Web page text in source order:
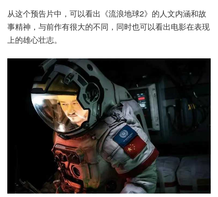
从这个预告片中，可以看出《流浪地球2》的人文内涵和故
事精神，与前作有很大的不同，同时也可以看出电影在表现
上的雄心壮志。